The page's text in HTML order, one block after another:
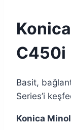
C450i
Basit,
Series’i
Konica